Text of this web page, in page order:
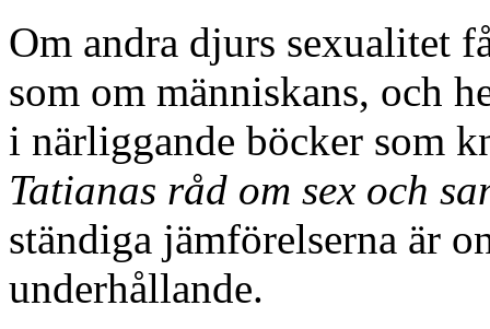
Om andra djurs sexualitet
som om människans, och
i närliggande böcker som
Tatianas råd om sex och
ständiga jämförelserna är
underhållande.